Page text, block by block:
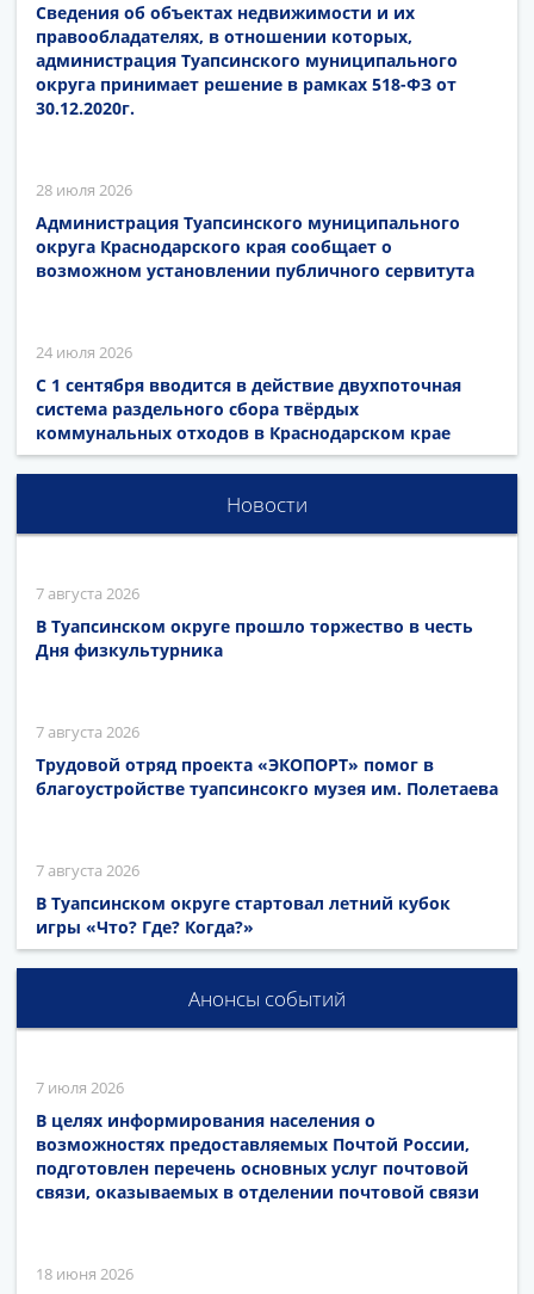
Сведения об объектах недвижимости и их
правообладателях, в отношении которых,
администрация Туапсинского муниципального
округа принимает решение в рамках 518-ФЗ от
30.12.2020г.
28 июля 2026
Администрация Туапсинского муниципального
округа Краснодарского края сообщает о
возможном установлении публичного сервитута
24 июля 2026
С 1 сентября вводится в действие двухпоточная
система раздельного сбора твёрдых
коммунальных отходов в Краснодарском крае
Новости
7 августа 2026
В Туапсинском округе прошло торжество в честь
Дня физкультурника
7 августа 2026
Трудовой отряд проекта «ЭКОПОРТ» помог в
благоустройстве туапсинсокго музея им. Полетаева
7 августа 2026
В Туапсинском округе стартовал летний кубок
игры «Что? Где? Когда?»
Анонсы событий
7 июля 2026
В целях информирования населения о
возможностях предоставляемых Почтой России,
подготовлен перечень основных услуг почтовой
связи, оказываемых в отделении почтовой связи
18 июня 2026